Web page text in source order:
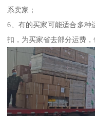
系卖家；
6、有的买家可能适合多种
扣，为买家省去部分运费，